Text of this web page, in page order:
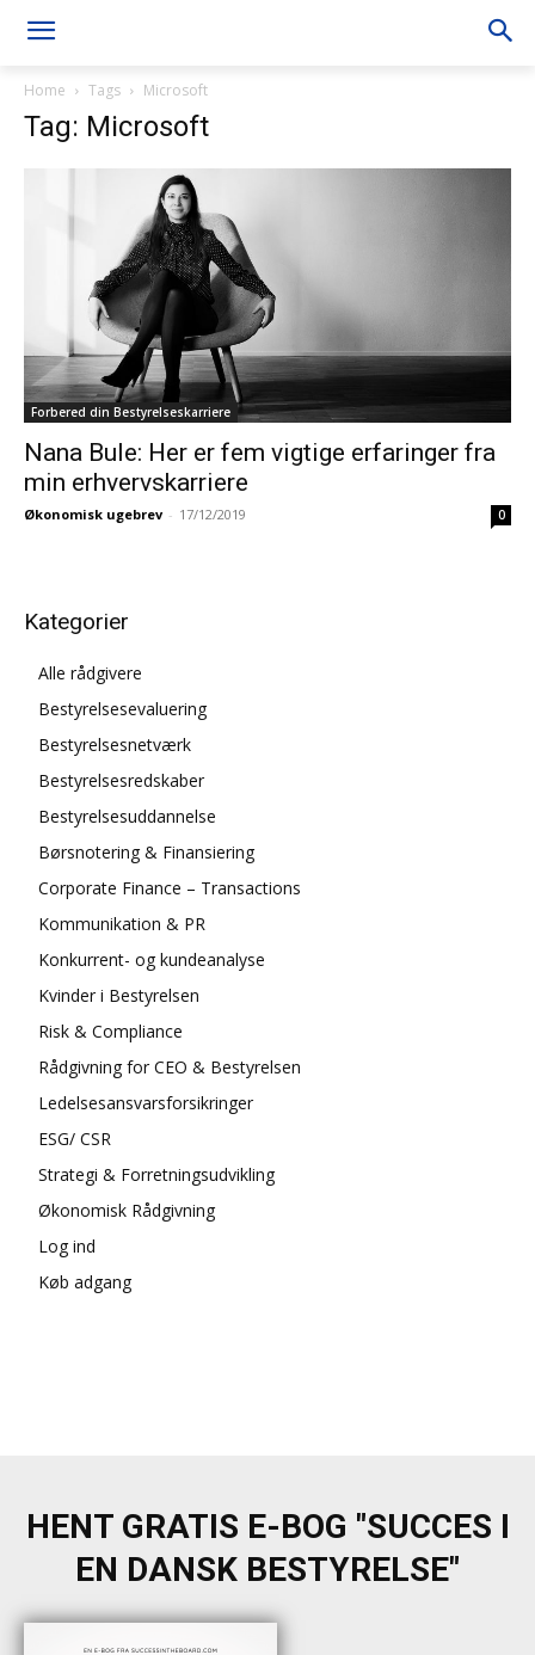
Home Tags Microsoft
Tag: Microsoft
Forbered din Bestyrelseskarriere
Nana Bule: Her er fem vigtige erfaringer fra
min erhvervskarriere
Økonomisk ugebrev - 17/12/2019 0
Kategorier
Alle rådgivere
Bestyrelsesevaluering
Bestyrelsesnetværk
Bestyrelsesredskaber
Bestyrelsesuddannelse
Børsnotering & Finansiering
Corporate Finance – Transactions
Kommunikation & PR
Konkurrent- og kundeanalyse
Kvinder i Bestyrelsen
Risk & Compliance
Rådgivning for CEO & Bestyrelsen
Ledelsesansvarsforsikringer
ESG/ CSR
Strategi & Forretningsudvikling
Økonomisk Rådgivning
Log ind
Køb adgang
HENT GRATIS E-BOG "SUCCES I
EN DANSK BESTYRELSE"